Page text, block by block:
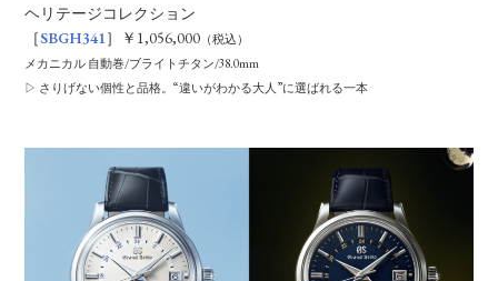
ヘリテージコレクション
［SBGH341］￥1,056,000 （税込）
メカニカル 自動巻/ブライトチタン/38.0mm
▷ さりげない個性と品格。“違いがわかる大人”に選ばれる一本